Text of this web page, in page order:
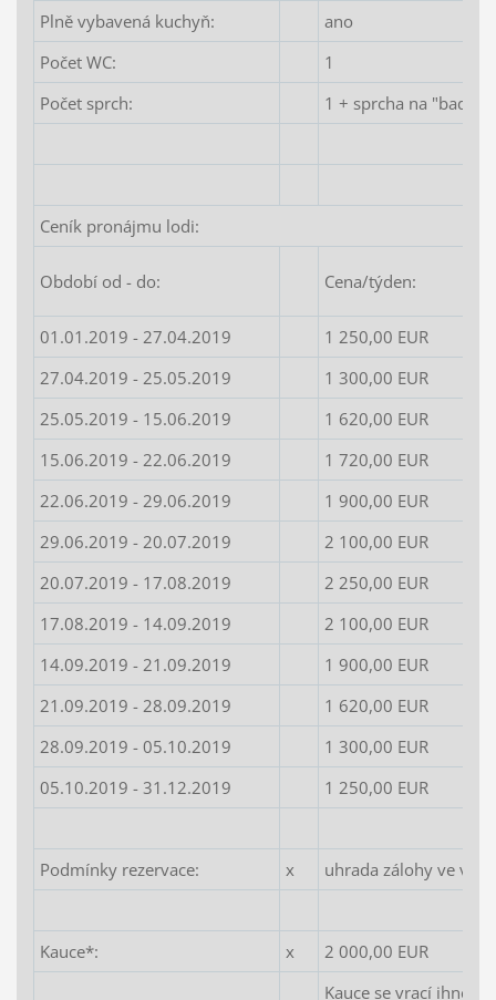
Plně vybavená kuchyň:
ano
Počet WC:
1
Počet sprch:
1 + sprcha na "bade"
Ceník pronájmu lodi:
Období od - do: Cena/týden:
01.01.2019 - 27.04.2019
1 250,00 EUR
27.04.2019 - 25.05.2019
1 300,00 EUR
25.05.2019 - 15.06.2019
1 620,00 EUR
15.06.2019 - 22.06.2019
1 720,00 EUR
22.06.2019 - 29.06.2019
1 900,00 EUR
29.06.2019 - 20.07.2019
2 100,00 EUR
20.07.2019 - 17.08.2019
2 250,00 EUR
17.08.2019 - 14.09.2019
2 100,00 EUR
14.09.2019 - 21.09.2019
1 900,00 EUR
21.09.2019 - 28.09.2019
1 620,00 EUR
28.09.2019 - 05.10.2019
1 300,00 EUR
05.10.2019 - 31.12.2019
1 250,00 EUR
Podmínky rezervace: x uhrada zálohy ve
Kauce*: x
2 000,00 EUR
Kauce se vrací ihned